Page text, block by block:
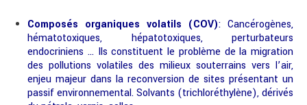
Composés organiques volatils (COV): Cancérogènes,
hématotoxiques, hépatotoxiques, perturbateurs
endocriniens … Ils constituent le problème de la migration
des pollutions volatiles des milieux souterrains vers l’air,
enjeu majeur dans la reconversion de sites présentant un
passif environnemental. Solvants (trichloréthylène), dérivés